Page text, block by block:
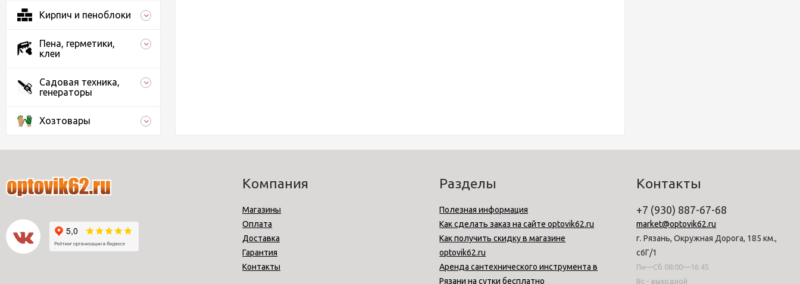
Кирпич и пеноблоки
Пена, герметики,
клеи
Садовая техника,
генераторы
Хозтовары
Компания
Магазины
Оплата
Доставка
Гарантия
Контакты
Разделы
Полезная информация
Как сделать заказ на сайте optovik62.ru
Как получить скидку в магазине
optovik62.ru
Аренда сантехнического инструмента в
Рязани на сутки бесплатно
Контакты
+7 (930) 887-67-68
market@optovik62.ru
г. Рязань, Окружная Дорога, 185 км.,
с6Г/1
Пн—Сб 08:00—16:45
Вс - выходной